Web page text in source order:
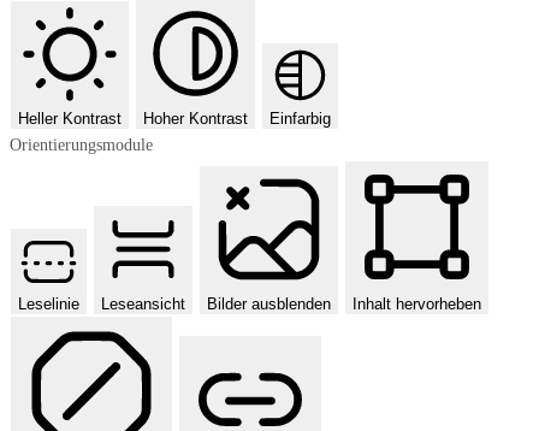
Heller Kontrast Hoher Kontrast
Einfarbig
Orientierungsmodule
Leselinie Leseansicht Bilder ausblenden Inhalt hervorheben